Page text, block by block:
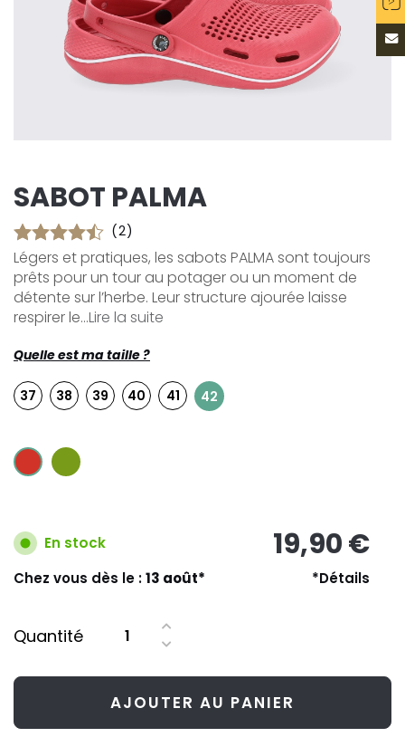
SABOT PALMA
(2)
Légers et pratiques, les sabots PALMA sont toujours
prêts pour un tour au potager ou un moment de
détente sur l’herbe. Leur structure ajourée laisse
respirer le...Lire la suite
Quelle est ma taille ?
37 38 39 40 41 42
En stock 19,90 €
Chez vous dès le :13 août* *Détails
Quantité
AJOUTER AU PANIER